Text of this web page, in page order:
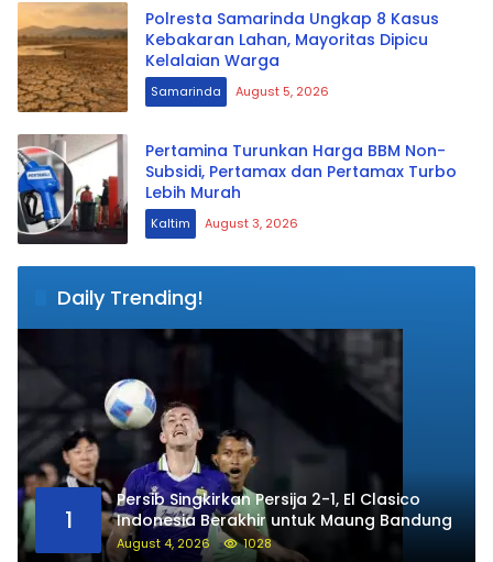
Polresta Samarinda Ungkap 8 Kasus
Kebakaran Lahan, Mayoritas Dipicu
Kelalaian Warga
Samarinda August 5, 2026
Pertamina Turunkan Harga BBM Non-
Subsidi, Pertamax dan Pertamax Turbo
Lebih Murah
Kaltim August 3, 2026
Daily Trending!
1
Persib Singkirkan Persija 2-1, El Clasico
Indonesia Berakhir untuk Maung Bandung
August 4, 2026 1028